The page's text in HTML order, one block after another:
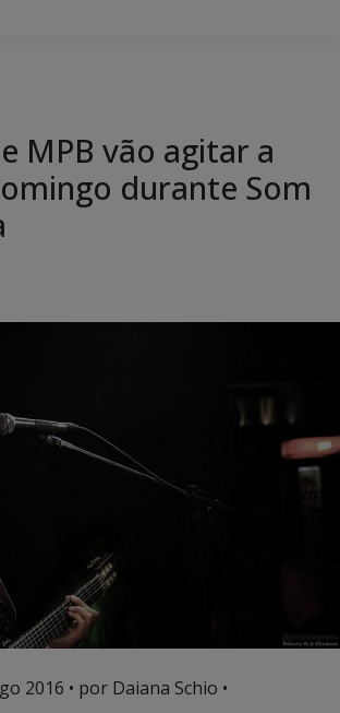
MPB vão agitar a
durante Som
2016 • por Daiana Schio •